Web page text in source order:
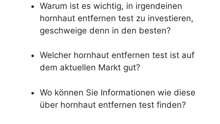
Warum ist es wichtig, in irgendeinen
hornhaut entfernen test zu investieren,
geschweige denn in den besten?
Welcher hornhaut entfernen test ist auf
dem aktuellen Markt gut?
Wo können Sie Informationen wie diese
über hornhaut entfernen test finden?